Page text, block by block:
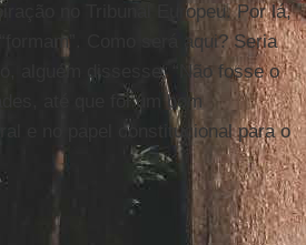
no Tribunal Europeu. Por lá,
Como será aqui? Seria
alguém dissesse: “Não fosse o
até que foi um bom
e no papel constitucional para o